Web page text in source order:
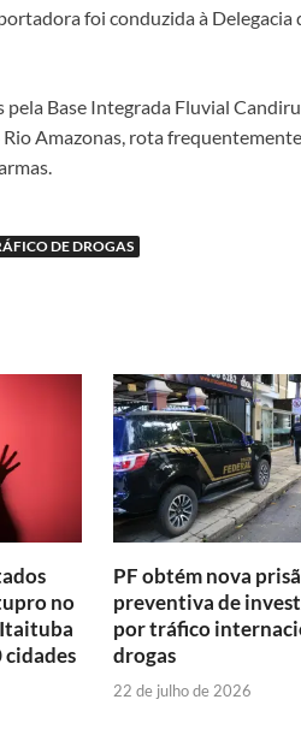
foi conduzida à
pela Base Integrada Fluvial
Amazonas, rota
DE DROGAS
no
cidades
PF obtém nova
preventiva de
por tráfico
drogas
22 de julho de 2026